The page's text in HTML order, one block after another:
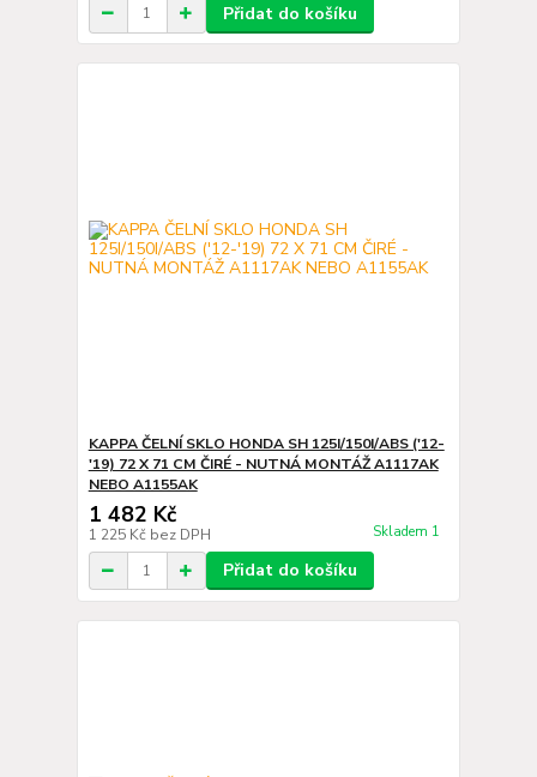
Přidat do košíku
KAPPA ČELNÍ SKLO HONDA SH 125I/150I/ABS ('12-
'19) 72 X 71 CM ČIRÉ - NUTNÁ MONTÁŽ A1117AK
NEBO A1155AK
1 482 Kč
1 225 Kč bez DPH Skladem 1
Přidat do košíku